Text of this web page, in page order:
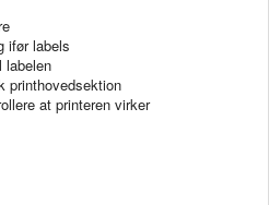
ifør labels
labelen
printhovedsektion
at printeren virker